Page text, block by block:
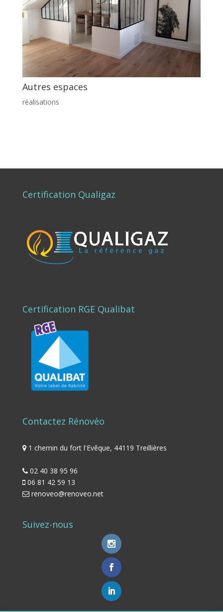
Autres espaces
réalisations
Certification Qualigaz
Certification RGE Qualibat
Contactez Rénovéo
1 chemin du fort l'Evêque, 44119 Treillières
02 40 38 95 96
06 81 42 59 13
renoveo@renoveo.net
Suivez-nous